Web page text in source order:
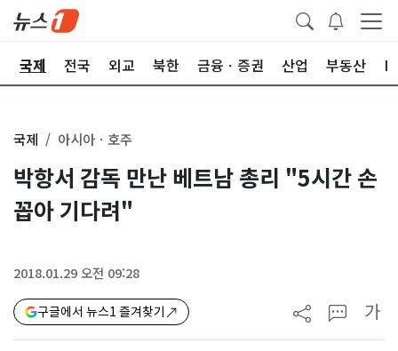
국제 전국 외교 북한 금융ㆍ증권 산업 부동산
국제 아시아ㆍ호주
박항서 감독 만난 베트남 총리 "5시간 손
꼽아 기다려"
2018.01.29 오전 09:28
구글에서 뉴스1 즐겨찾기 가